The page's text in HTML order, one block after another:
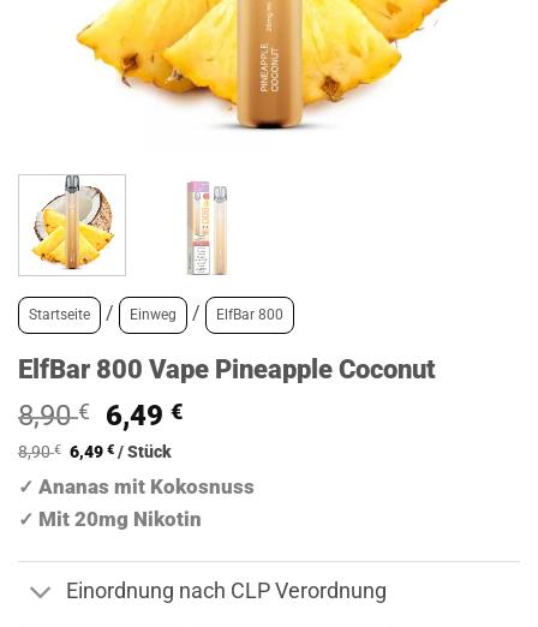
Startseite / Einweg / ElfBar 800
ElfBar 800 Vape Pineapple Coconut
8,90€
Ursprünglicher
Preis
war:
8,90 €
6,49€Aktueller
6,49 €.
8,90€ 6,49€ /Stück
✓ Ananas mit Kokosnuss
✓ Mit 20mg Nikotin
Einordnung nach CLP Verordnung